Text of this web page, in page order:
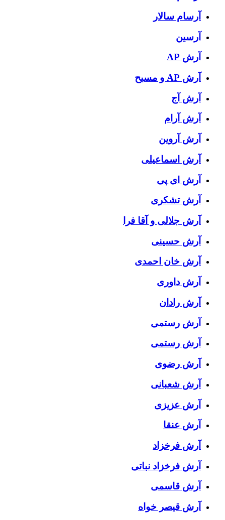
آرسام سالار
آرسین
آرش AP
آرش AP و مسیح
آرش آج
آرش آرام
آرش آروین
آرش اسماعیلی
آرش ای پی
آرش تشکری
آرش جلالی و آقا فرا
آرش حسینی
آرش خان احمدی
آرش داوری
آرش رادان
آرش رستمى
آرش رستمی
آرش رضوی
آرش شعبانی
آرش عزیزی
آرش عنقا
آرش فرخزاد
آرش فرخزاد نباتی
آرش قاسمی
آرش قیصر خواه